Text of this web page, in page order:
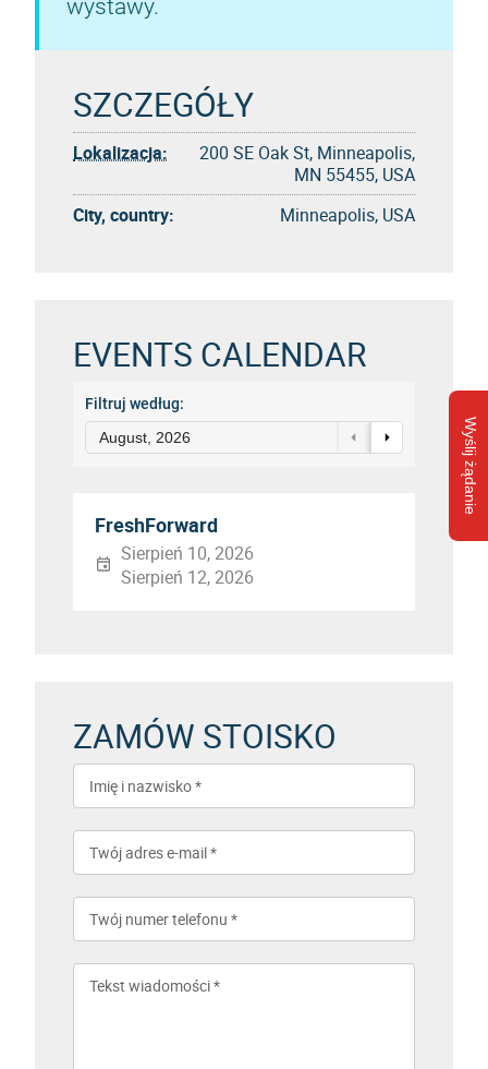
Wyślij żądanie
wystawy.
SZCZEGÓŁY
Lokalizacja:
200 SE Oak St, Minneapolis,
MN 55455, USA
City, country:
Minneapolis, USA
EVENTS CALENDAR
Filtruj według:
August, 2026
FreshForward
Sierpień 10, 2026
Sierpień 12, 2026
ZAMÓW STOISKO